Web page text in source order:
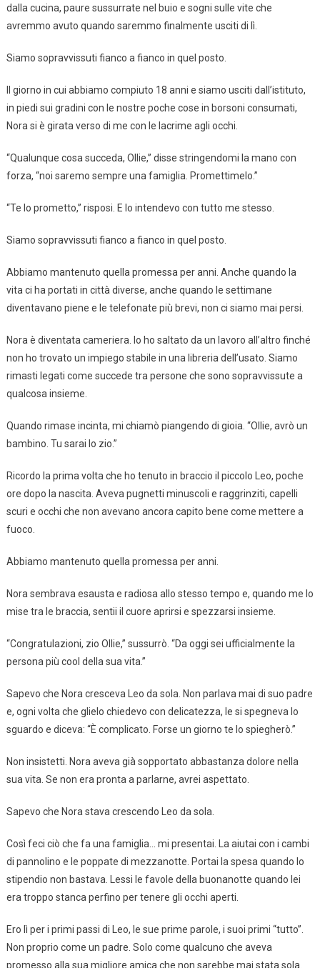
dalla cucina, paure sussurrate nel buio e sogni sulle vite che
avremmo avuto quando saremmo finalmente usciti di lì.
Siamo sopravvissuti fianco a fianco in quel posto.
Il giorno in cui abbiamo compiuto 18 anni e siamo usciti dall’istituto,
in piedi sui gradini con le nostre poche cose in borsoni consumati,
Nora si è girata verso di me con le lacrime agli occhi.
“Qualunque cosa succeda, Ollie,” disse stringendomi la mano con
forza, “noi saremo sempre una famiglia. Promettimelo.”
“Te lo prometto,” risposi. E lo intendevo con tutto me stesso.
Siamo sopravvissuti fianco a fianco in quel posto.
Abbiamo mantenuto quella promessa per anni. Anche quando la
vita ci ha portati in città diverse, anche quando le settimane
diventavano piene e le telefonate più brevi, non ci siamo mai persi.
Nora è diventata cameriera. Io ho saltato da un lavoro all’altro finché
non ho trovato un impiego stabile in una libreria dell’usato. Siamo
rimasti legati come succede tra persone che sono sopravvissute a
qualcosa insieme.
Quando rimase incinta, mi chiamò piangendo di gioia. “Ollie, avrò un
bambino. Tu sarai lo zio.”
Ricordo la prima volta che ho tenuto in braccio il piccolo Leo, poche
ore dopo la nascita. Aveva pugnetti minuscoli e raggrinziti, capelli
scuri e occhi che non avevano ancora capito bene come mettere a
fuoco.
Abbiamo mantenuto quella promessa per anni.
Nora sembrava esausta e radiosa allo stesso tempo e, quando me lo
mise tra le braccia, sentii il cuore aprirsi e spezzarsi insieme.
“Congratulazioni, zio Ollie,” sussurrò. “Da oggi sei ufficialmente la
persona più cool della sua vita.”
Sapevo che Nora cresceva Leo da sola. Non parlava mai di suo padre
e, ogni volta che glielo chiedevo con delicatezza, le si spegneva lo
sguardo e diceva: “È complicato. Forse un giorno te lo spiegherò.”
Non insistetti. Nora aveva già sopportato abbastanza dolore nella
sua vita. Se non era pronta a parlarne, avrei aspettato.
Sapevo che Nora stava crescendo Leo da sola.
Così feci ciò che fa una famiglia… mi presentai. La aiutai con i cambi
di pannolino e le poppate di mezzanotte. Portai la spesa quando lo
stipendio non bastava. Lessi le favole della buonanotte quando lei
era troppo stanca perfino per tenere gli occhi aperti.
Ero lì per i primi passi di Leo, le sue prime parole, i suoi primi “tutto”.
Non proprio come un padre. Solo come qualcuno che aveva
promesso alla sua migliore amica che non sarebbe mai stata sola.